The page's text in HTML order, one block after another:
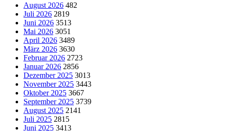
August 2026 482
Juli 2026 2819
Juni 2026 3513
Mai 2026 3051
April 2026 3489
März 2026 3630
Februar 2026 2723
Januar 2026 2856
Dezember 2025 3013
November 2025 3443
Oktober 2025 3667
September 2025 3739
August 2025 2141
Juli 2025 2815
Juni 2025 3413